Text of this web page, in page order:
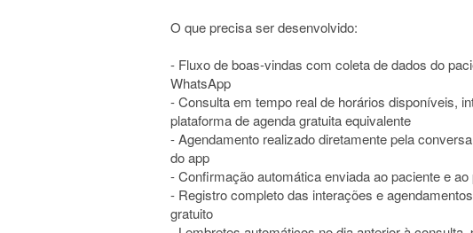
O que precisa ser desenvolvido:
- Fluxo de boas-vindas com coleta de dados do
WhatsApp
- Consulta em tempo real de horários disponíveis,
plataforma de agenda gratuita equivalente
- Agendamento realizado diretamente pela
do app
- Confirmação automática enviada ao paciente e
- Registro completo das interações e
gratuito